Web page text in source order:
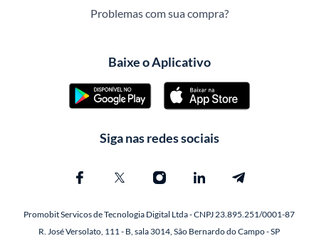
Problemas com sua compra?
Baixe o Aplicativo
Siga nas redes sociais
Promobit Servicos de Tecnologia Digital Ltda - CNPJ 23.895.251/0001-87
R. José Versolato, 111 - B, sala 3014, São Bernardo do Campo - SP